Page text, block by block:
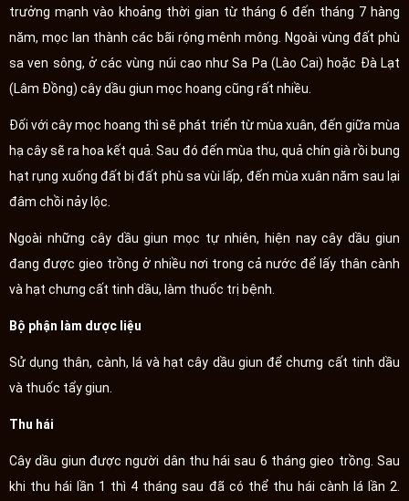
trưởng mạnh vào khoảng thời gian từ tháng 6 đến tháng 7 hàng
năm, mọc lan thành các bãi rộng mênh mông. Ngoài vùng đất phù
sa ven sông, ở các vùng núi cao như Sa Pa (Lào Cai) hoặc Đà Lạt
(Lâm Đồng) cây dầu giun mọc hoang cũng rất nhiều.
Đối với cây mọc hoang thì sẽ phát triển từ mùa xuân, đến giữa mùa
hạ cây sẽ ra hoa kết quả. Sau đó đến mùa thu, quả chín già rồi bung
hạt rụng xuống đất bị đất phù sa vùi lấp, đến mùa xuân năm sau lại
đâm chồi nảy lộc.
Ngoài những cây dầu giun mọc tự nhiên, hiện nay cây dầu giun
đang được gieo trồng ở nhiều nơi trong cả nước để lấy thân cành
và hạt chưng cất tinh dầu, làm thuốc trị bệnh.
Bộ phận làm dược liệu
Sử dụng thân, cành, lá và hạt cây dầu giun để chưng cất tinh dầu
và thuốc tẩy giun.
Thu hái
Cây dầu giun được người dân thu hái sau 6 tháng gieo trồng. Sau
khi thu hái lần 1 thì 4 tháng sau đã có thể thu hái cành lá lần 2.